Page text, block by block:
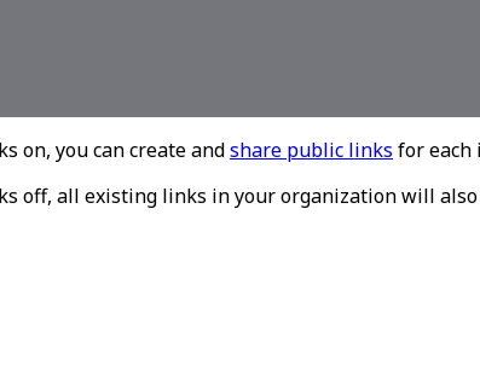
on, you can create andshare public links for each
off, all existing links in your organization will also